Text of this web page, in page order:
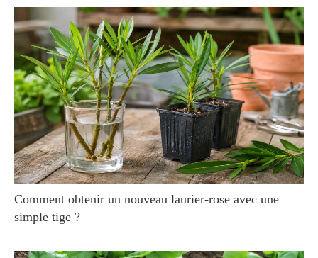
Comment obtenir un nouveau laurier-rose avec une
simple tige ?